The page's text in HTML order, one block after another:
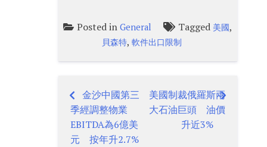
Posted inGeneral Tagged 美國,
貝森特,軟件出口限制
Post
navigation
金沙中國第三
季經調整物業
EBITDA為6億美
元 按年升2.7%
美國制裁俄羅斯兩
大石油巨頭 油價
升近3%